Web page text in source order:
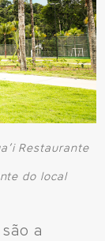
Restaurante
do local
a